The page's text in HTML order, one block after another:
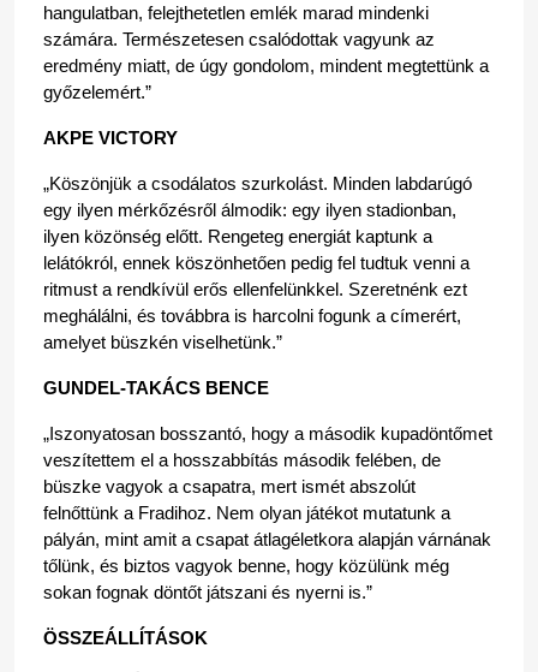
hangulatban, felejthetetlen emlék marad mindenki
számára. Természetesen csalódottak vagyunk az
eredmény miatt, de úgy gondolom, mindent megtettünk a
győzelemért.”
AKPE VICTORY
„Köszönjük a csodálatos szurkolást. Minden labdarúgó
egy ilyen mérkőzésről álmodik: egy ilyen stadionban,
ilyen közönség előtt. Rengeteg energiát kaptunk a
lelátókról, ennek köszönhetően pedig fel tudtuk venni a
ritmust a rendkívül erős ellenfelünkkel. Szeretnénk ezt
meghálálni, és továbbra is harcolni fogunk a címerért,
amelyet büszkén viselhetünk.”
GUNDEL-TAKÁCS BENCE
„Iszonyatosan bosszantó, hogy a második kupadöntőmet
veszítettem el a hosszabbítás második felében, de
büszke vagyok a csapatra, mert ismét abszolút
felnőttünk a Fradihoz. Nem olyan játékot mutatunk a
pályán, mint amit a csapat átlagéletkora alapján várnának
tőlünk, és biztos vagyok benne, hogy közülünk még
sokan fognak döntőt játszani és nyerni is.”
ÖSSZEÁLLÍTÁSOK